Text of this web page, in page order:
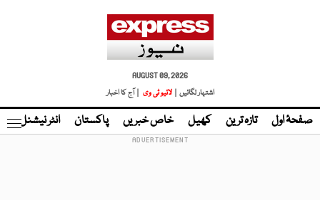
AUGUST 09, 2026
اشتہار لگائیں |
لائیو ٹی وی | آج کا اخبار
صفحۂ اول تازہ ترین کھیل خاص خبریں پاکستان انٹر نیشنل